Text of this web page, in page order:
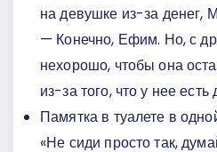
на девушке из-за денег,
— Конечно, Ефим. Но, с
нехорошо, чтобы она
из-за того, что у нее есть
Памятка в туалете в
«Не сиди просто так,